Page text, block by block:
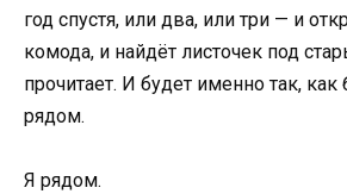
год спустя, или два, или три — и
комода, и найдёт листочек под
прочитает. И будет именно так, как
рядом.
Я рядом.